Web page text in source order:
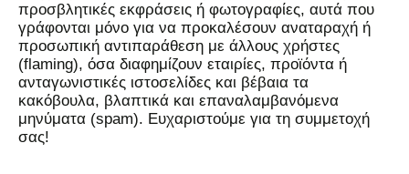
προσβλητικές εκφράσεις ή φωτογραφίες, αυτά που
γράφονται μόνο για να προκαλέσουν αναταραχή ή
προσωπική αντιπαράθεση με άλλους χρήστες
(flaming), όσα διαφημίζουν εταιρίες, προϊόντα ή
ανταγωνιστικές ιστοσελίδες και βέβαια τα
κακόβουλα, βλαπτικά και επαναλαμβανόμενα
μηνύματα (spam). Ευχαριστούμε για τη συμμετοχή
σας!